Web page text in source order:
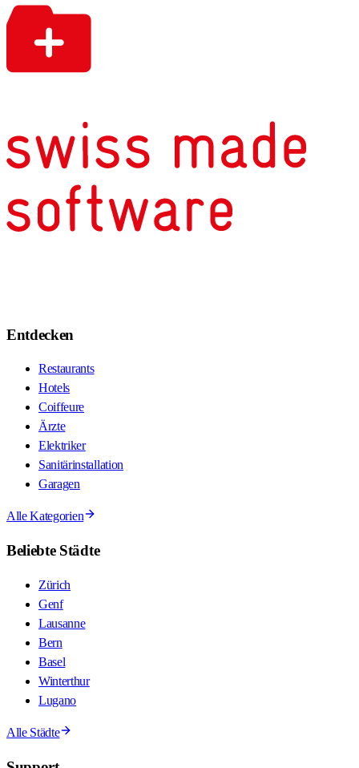
Entdecken
Restaurants
Hotels
Coiffeure
Ärzte
Elektriker
Sanitärinstallation
Garagen
Alle Kategorien
Beliebte Städte
Zürich
Genf
Lausanne
Bern
Basel
Winterthur
Lugano
Alle Städte